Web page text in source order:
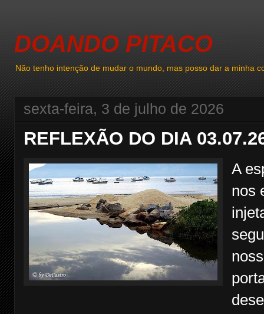
DOANDO PITACO
Não tenho intenção de mudar o mundo, mas posso dar a minha
sexta-feira, 3 de julho de 2026
REFLEXÃO DO DIA
A
nos